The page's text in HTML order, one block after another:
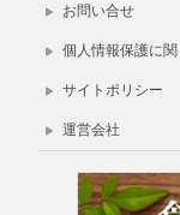
お問い合せ
個人情報保護に関
サイトポリシー
運営会社